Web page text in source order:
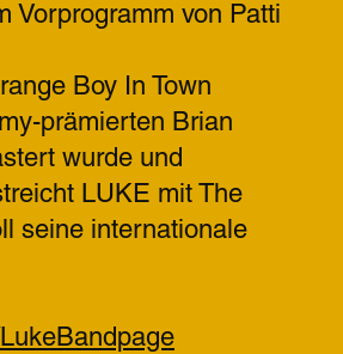
Vorprogramm von Patti
Boy In Town
prämierten Brian
wurde und
LUKE mit The
seine internationale